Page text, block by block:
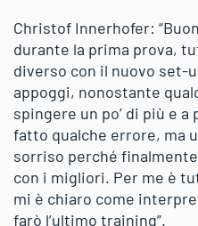
Christof Innerhofer:
durante la prima prova,
diverso con il nuovo set-
appoggi, nonostante
spingere un po’ di più e
fatto qualche errore, ma
sorriso perché
con i migliori. Per me è
mi è chiaro come
farò l’ultimo training”.